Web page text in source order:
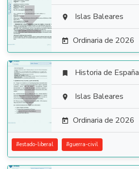
  Islas Baleares
 Ordinaria de 2026

 Historia de España
 Islas Baleares
 Ordinaria de 2026
#estado-liberal #guerra-civil